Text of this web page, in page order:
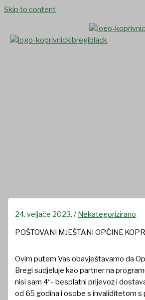
Skip to content
24. veljače 2023./ Nekategorizirano
POŠTOVANI MJEŠTANI OPĆINE
Ovim putem Vas obavještavamo da
Bregi sudjeluje kao partner na
nisi sam 4“- besplatni prijevoz i
od 65 godina i osobe s invaliditetom s